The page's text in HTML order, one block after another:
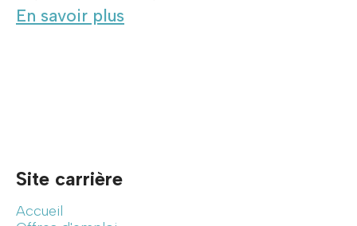
En savoir plus
Site carrière
Accueil